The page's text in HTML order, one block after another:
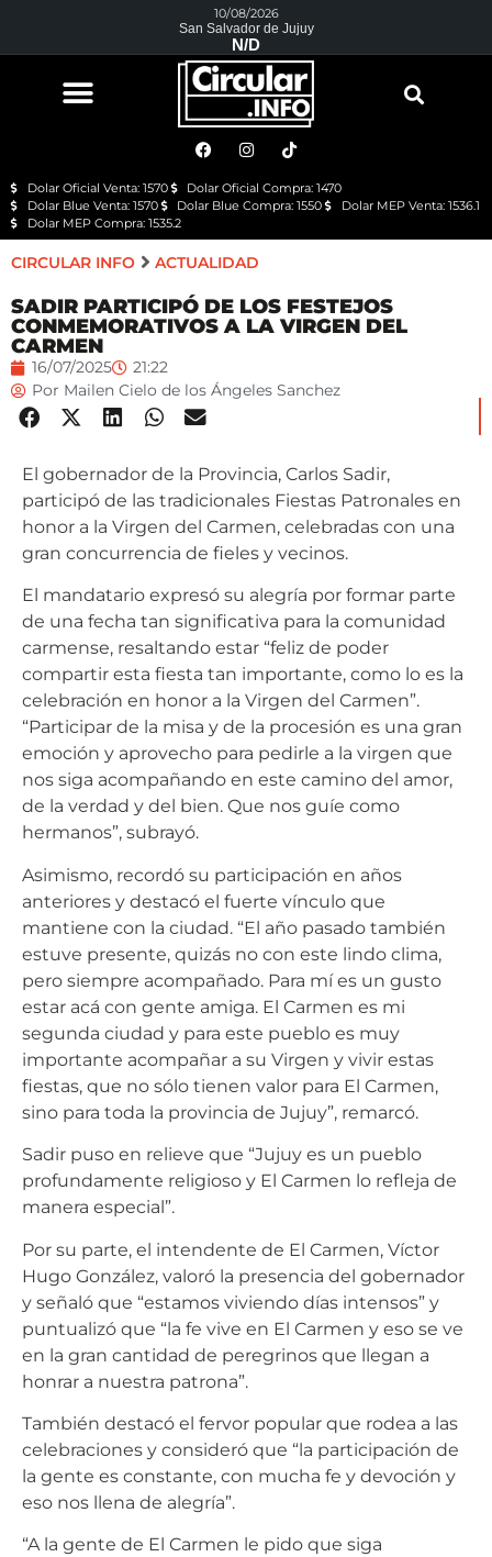
10/08/2026
San Salvador de Jujuy
N/D
Dolar Oficial Venta: 1570
Dolar Oficial Compra: 1470
Dolar Blue Venta: 1570
Dolar Blue Compra: 1550
Dolar MEP Venta: 1536.1
Dolar MEP Compra: 1535.2
CIRCULAR INFO ACTUALIDAD
SADIR PARTICIPÓ DE LOS FESTEJOS
CONMEMORATIVOS A LA VIRGEN DEL
CARMEN
16/07/2025
21:22
Por Mailen Cielo de los Ángeles Sanchez
El gobernador de la Provincia, Carlos Sadir,
participó de las tradicionales Fiestas Patronales en
honor a la Virgen del Carmen, celebradas con una
gran concurrencia de fieles y vecinos.
El mandatario expresó su alegría por formar parte
de una fecha tan significativa para la comunidad
carmense, resaltando estar “feliz de poder
compartir esta fiesta tan importante, como lo es la
celebración en honor a la Virgen del Carmen”.
“Participar de la misa y de la procesión es una gran
emoción y aprovecho para pedirle a la virgen que
nos siga acompañando en este camino del amor,
de la verdad y del bien. Que nos guíe como
hermanos”, subrayó.
Asimismo, recordó su participación en años
anteriores y destacó el fuerte vínculo que
mantiene con la ciudad. “El año pasado también
estuve presente, quizás no con este lindo clima,
pero siempre acompañado. Para mí es un gusto
estar acá con gente amiga. El Carmen es mi
segunda ciudad y para este pueblo es muy
importante acompañar a su Virgen y vivir estas
fiestas, que no sólo tienen valor para El Carmen,
sino para toda la provincia de Jujuy”, remarcó.
Sadir puso en relieve que “Jujuy es un pueblo
profundamente religioso y El Carmen lo refleja de
manera especial”.
Por su parte, el intendente de El Carmen, Víctor
Hugo González, valoró la presencia del gobernador
y señaló que “estamos viviendo días intensos” y
puntualizó que “la fe vive en El Carmen y eso se ve
en la gran cantidad de peregrinos que llegan a
honrar a nuestra patrona”.
También destacó el fervor popular que rodea a las
celebraciones y consideró que “la participación de
la gente es constante, con mucha fe y devoción y
eso nos llena de alegría”.
“A la gente de El Carmen le pido que siga